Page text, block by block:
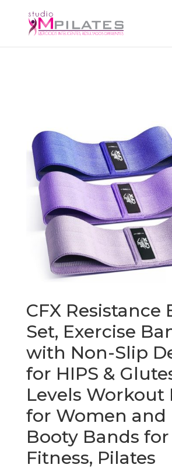
CFX Resistance
Set, Exercise
with Non-Slip
for HIPS &
Levels Workout
for Women and
Booty Bands
Fitness, Pilates